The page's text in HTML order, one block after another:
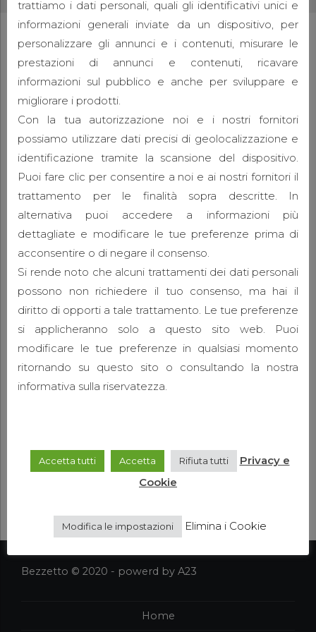
AUDIO VIDEO
Standard digital news
Eodem modo typi, qui nunc nobis videntur
parum clari, fiant sollemnes in futurum. Eodem
modo typi, qui nunc nobis videntur parum.
CONTINUE READING
Bezzetto © 2020 - powerd by A23
Home
trattiamo i dati personali, quali gli identificativi unici e
informazioni generali inviate da un dispositivo, per
personalizzare gli annunci e i contenuti, misurare le
prestazioni di annunci e contenuti, ricavare
informazioni sul pubblico e anche per sviluppare e
migliorare i prodotti.
Con la tua autorizzazione noi e i nostri fornitori
possiamo utilizzare dati precisi di geolocalizzazione e
identificazione tramite la scansione del dispositivo.
Puoi fare clic per consentire a noi e ai nostri fornitori il
trattamento per le finalità sopra descritte. In
alternativa puoi accedere a informazioni più
dettagliate e modificare le tue preferenze prima di
acconsentire o di negare il consenso.
Si rende noto che alcuni trattamenti dei dati personali
possono non richiedere il tuo consenso, ma hai il
diritto di opporti a tale trattamento. Le tue preferenze
si applicheranno solo a questo sito web. Puoi
modificare le tue preferenze in qualsiasi momento
ritornando su questo sito o consultando la nostra
informativa sulla riservatezza.
Accetta tutti Accetta Rifiuta tutti
Privacy e
Cookie
Modifica le impostazioni Elimina i Cookie